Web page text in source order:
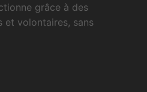
grâce à des
et volontaires, sans